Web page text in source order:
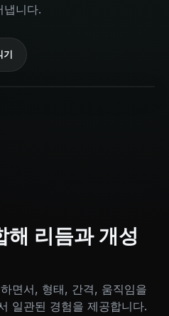
니다.
해 리듬과 개성
면서, 형태, 간격, 움직임을
일관된 경험을 제공합니다.